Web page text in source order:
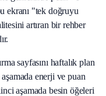
ekranı "tek doğruyu
artıran bir rehber
sayfasını haftalık plan
enerji ve puan
aşamada besin öğeleri